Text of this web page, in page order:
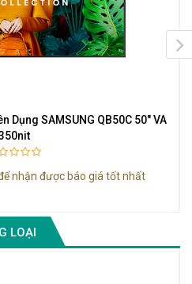
Dụng SAMSUNG QB50C 50" VA
nhận được báo giá tốt nhất
LOẠI